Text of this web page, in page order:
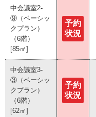
中会議室2-
⑨（ベーシッ
クプラン）
（6階）
[85㎡]
予約
状況
中会議室3-
③（ベーシッ
クプラン）
（6階）
[62㎡]
予約
状況
中会議室2-
⑨（ベーシッ
クプラン）
（6階）
[85㎡]
予約
状況
中会議室3-
③（ベーシッ
クプラン）
（6階）
[62㎡]
予約
状況